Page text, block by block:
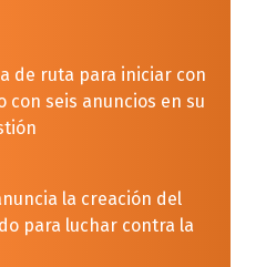
de ruta para iniciar con
con seis anuncios en su
la creación del
para luchar contra la